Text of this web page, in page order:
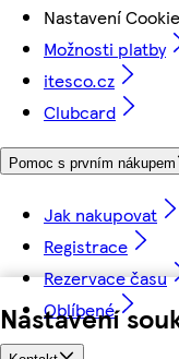
Nastavení
Nastavení
Možnosti platby
itesco.cz
Clubcard
Pomoc s prvním nákupem
Jak nakupovat
Registrace
Rezervace času
Oblíbené